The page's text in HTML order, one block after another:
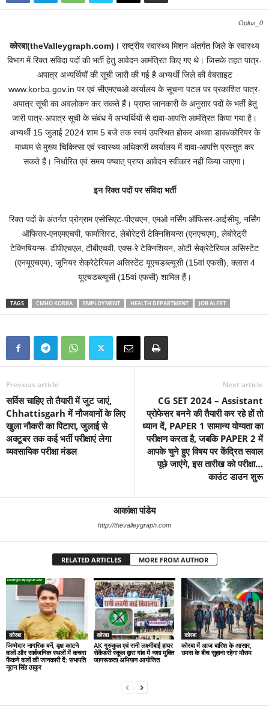
Oplus_0
कोरबा(theValleygraph.com)। राष्ट्रीय स्वास्थ्य मिशन अंतर्गत जिले के स्वास्थ्य
विभाग में रिक्त संविदा पदों की भर्ती हेतु आवेदन आमंत्रित किए गए थे। जिसके तहत पात्र-
अपात्र अभ्यर्थियों की सूची जारी की गई है अभ्यर्थी जिले की वेबसाइट
www.korba.gov.in पर एवं सीएमएचओ कार्यालय के सूचना पटल पर प्रकाशित पात्र-
अपात्र सूची का अवलोकन कर सकते हैं। प्राप्त जानकारी के अनुसार पदों के भर्ती हेतु
जारी पात्र-अपात्र सूची के संबंध में अभ्यर्थियों से दावा-आपत्ति आमंत्रित किया गया है।
अभ्यर्थी 15 जुलाई 2024 शाम 5 बजे तक स्वयं उपस्थित होकर अथवा डाक/कोरियर के
माध्यम से मुख्य चिकित्सा एवं स्वास्थ्य अधिकारी कार्यालय में दावा-आपत्ति प्रस्तुत कर
सकते हैं। निर्धारित एवं समय पष्चात् प्राप्त आवेदन स्वीकार नहीं किया जाएगा।
इन रिक्त पदों पर संविदा भर्ती
रिक्त पदों के अंतर्गत प्रोग्राम एसोसिएट-पीएचएन, एमओ नर्सिंग ऑफिसर-आईसीयू, नर्सिंग
ऑफिसर-एनएमएचपी, फार्मासिस्ट, लेबोरेट्री टेक्निशियन्स (एनएचएम), लेबोरेट्री
टेक्निषियन्स- डीपीएचएल, टीबीएचवी, एक्स-रे टेक्निशियन, ओटी सेक्रेटेरियल असिस्टेंट
(एनयूएचएम), जूनियर सेक्रेटेरियल असिस्टेंट यूएचडब्ल्यूसी (15वां एफसी), क्लास 4
यूएचडब्ल्यूसी (15वां एफसी) शामिल हैं।
TAGS CMHO KORBA EMPLOYMENT HEALTH DEPARTMENT JOB ALERT
Previous article
सर्विस चाहिए तो तैयारी में जुट जाएं,
Chhattisgarh में नौजवानों के लिए
खुला नौकरी का पिटारा, जुलाई से
अक्टूबर तक कई भर्ती परीक्षाएं लेगा
व्यवसायिक परीक्षा मंडल
Next article
CG SET 2024 – Assistant
प्रोफेसर बनने की तैयारी कर रहे हों तो
ध्यान दें, PAPER 1 सामान्य योग्यता का
परीक्षण करता है, जबकि PAPER 2 में
आपके चुने हुए विषय पर केंद्रित सवाल
पूछे जाएंगे, इस तारीख को परीक्षा…
काउंट डाउन शुरू
आकांक्षा पांडेय
http://thevalleygraph.com
RELATED ARTICLES MORE FROM AUTHOR
कोरबा
जिम्मेदार नागरिक बनें, वृक्ष काटने
वालों और सार्वजनिक स्थलों में कचरा
फेंकने वालों की जानकारी दें: सभापति
नूतन सिंह ठाकुर
कोरबा
AK गुरुकुल एवं रानी लक्ष्मीबाई हायर
सेकेंडरी स्कूल द्वारा गांव में नशा मुक्ति
जागरूकता अभियान आयोजित
कोरबा
कोरबा में आज बारिश के आसार,
उमस के बीच सुहाना रहेगा मौसम